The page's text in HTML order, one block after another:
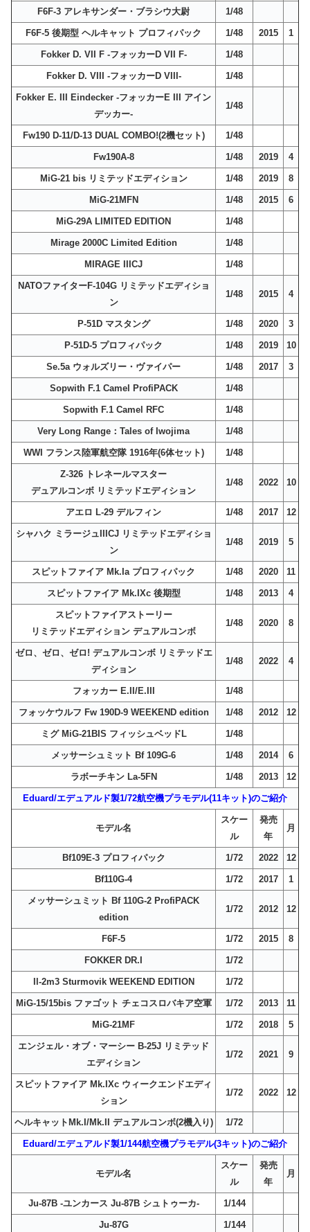
F6F-3 アレキサンダー・ブラシウ大尉 1/48
F6F-5 後期型 ヘルキャット プロフィパック 1/48 2015 1
Fokker D. VII F -フォッカーD VII F- 1/48
Fokker D. VIII -フォッカーD VIII- 1/48
Fokker E. III Eindecker -フォッカーE III アイン
デッカー-
1/48
Fw190 D-11/D-13 DUAL COMBO!(2機セット) 1/48
Fw190A-8 1/48 2019 4
MiG-21 bis リミテッドエディション 1/48 2019 8
MiG-21MFN 1/48 2015 6
MiG-29A LIMITED EDITION 1/48
Mirage 2000C Limited Edition 1/48
MIRAGE IIICJ 1/48
NATOファイターF-104G リミテッドエディショ
ン
1/48 2015 4
P-51D マスタング 1/48 2020 3
P-51D-5 プロフィパック 1/48 2019 10
Se.5a ウォルズリー・ヴァイパー 1/48 2017 3
Sopwith F.1 Camel ProfiPACK 1/48
Sopwith F.1 Camel RFC 1/48
Very Long Range：Tales of Iwojima 1/48
WWI フランス陸軍航空隊 1916年(6体セット) 1/48
Z-326 トレネールマスター
デュアルコンボ リミテッドエディション
1/48 2022 10
アエロ L-29 デルフィン 1/48 2017 12
シャハク ミラージュIIICJ リミテッドエディショ
ン
1/48 2019 5
スピットファイア Mk.Ia プロフィパック 1/48 2020 11
スピットファイア Mk.IXc 後期型 1/48 2013 4
スピットファイアストーリー
リミテッドエディション デュアルコンボ
1/48 2020 8
ゼロ、ゼロ、ゼロ! デュアルコンボ リミテッドエ
ディション
1/48 2022 4
フォッカー E.II/E.III 1/48
フォッケウルフ Fw 190D-9 WEEKEND edition 1/48 2012 12
ミグ MiG-21BIS フィッシュベッドL 1/48
メッサーシュミット Bf 109G-6 1/48 2014 6
ラボーチキン La-5FN 1/48 2013 12
Eduard/エデュアルド製1/72航空機プラモデル(11キット)のご紹介
モデル名
スケー
ル
発売
年
月
Bf109E-3 プロフィパック 1/72 2022 12
Bf110G-4 1/72 2017 1
メッサーシュミット Bf 110G-2 ProfiPACK
edition
1/72 2012 12
F6F-5 1/72 2015 8
FOKKER DR.I 1/72
Il-2m3 Sturmovik WEEKEND EDITION 1/72
MiG-15/15bis ファゴット チェコスロバキア空軍 1/72 2013 11
MiG-21MF 1/72 2018 5
エンジェル・オブ・マーシー B-25J リミテッド
エディション
1/72 2021 9
スピットファイア Mk.IXc ウィークエンドエディ
ション
1/72 2022 12
ヘルキャットMk.I/Mk.II デュアルコンボ(2機入り) 1/72
Eduard/エデュアルド製1/144航空機プラモデル(3キット)のご紹介
モデル名
スケー
ル
発売
年
月
Ju-87B -ユンカース Ju-87B シュトゥーカ- 1/144
Ju-87G 1/144